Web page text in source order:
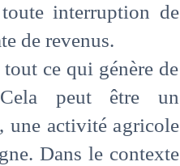
interruption de
de revenus.
ce qui génère de
peut être un
une activité agricole
Dans le contexte